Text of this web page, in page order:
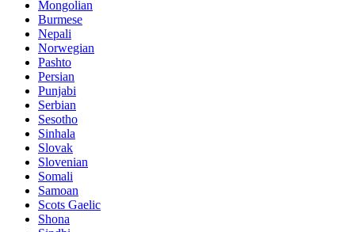
Mongolian
Burmese
Nepali
Norwegian
Pashto
Persian
Punjabi
Serbian
Sesotho
Sinhala
Slovak
Slovenian
Somali
Samoan
Scots Gaelic
Shona